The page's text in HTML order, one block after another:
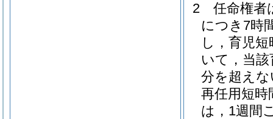
2
任命権者
につき7時
し，育児
いて，当
分を超え
再任用短時
は，1週間